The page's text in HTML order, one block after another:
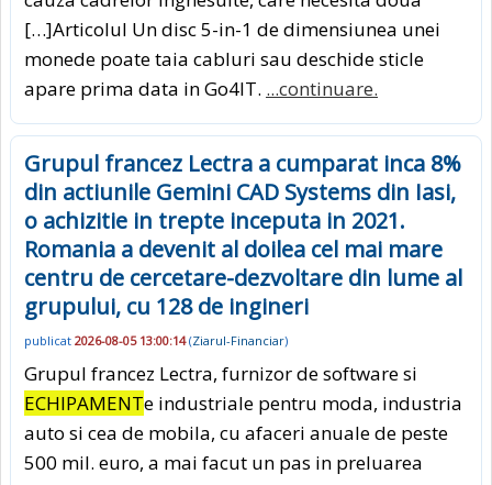
[…]Articolul Un disc 5-in-1 de dimensiunea unei
monede poate taia cabluri sau deschide sticle
apare prima data in Go4IT. ...continuare.
Grupul francez Lectra a cumparat inca 8%
din actiunile Gemini CAD Systems din Iasi,
o achizitie in trepte inceputa in 2021.
Romania a devenit al doilea cel mai mare
centru de cercetare-dezvoltare din lume al
grupului, cu 128 de ingineri
publicat 2026-08-05 13:00:14(Ziarul-Financiar)
Grupul francez Lectra, furnizor de software si
ECHIPAMENTe industriale pentru moda, industria
auto si cea de mobila, cu afaceri anuale de peste
500 mil. euro, a mai facut un pas in preluarea